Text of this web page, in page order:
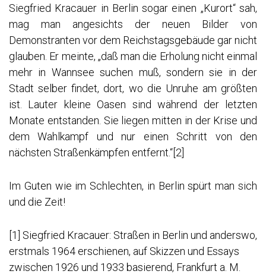
Siegfried Kracauer in Berlin sogar einen „Kurort“ sah,
mag man angesichts der neuen Bilder von
Demonstranten vor dem Reichstagsgebäude gar nicht
glauben. Er meinte, „daß man die Erholung nicht einmal
mehr in Wannsee suchen muß, sondern sie in der
Stadt selber findet, dort, wo die Unruhe am größten
ist. Lauter kleine Oasen sind während der letzten
Monate entstanden. Sie liegen mitten in der Krise und
dem Wahlkampf und nur einen Schritt von den
nächsten Straßenkämpfen entfernt.“ [2]
Im Guten wie im Schlechten, in Berlin spürt man sich
und die Zeit!
[1] Siegfried Kracauer: Straßen in Berlin und anderswo,
erstmals 1964 erschienen, auf Skizzen und Essays
zwischen 1926 und 1933 basierend, Frankfurt a. M.